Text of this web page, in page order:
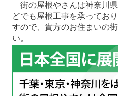
街の屋根やさんは神奈川
どでも屋根工事を承ってお
すので、貴方のお住まいの
い。